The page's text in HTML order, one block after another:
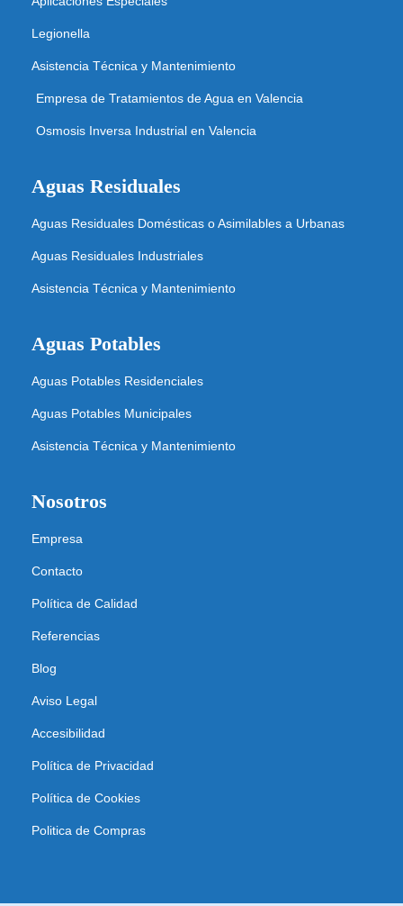
Legionella
Asistencia Técnica y Mantenimiento
Empresa de Tratamientos de Agua en Valencia
Osmosis Inversa Industrial en Valencia
Aguas Residuales
Aguas Residuales Domésticas o Asimilables a Urbanas
Aguas Residuales Industriales
Asistencia Técnica y Mantenimiento
Aguas Potables
Aguas Potables Residenciales
Aguas Potables Municipales
Asistencia Técnica y Mantenimiento
Nosotros
Empresa
Contacto
Política de Calidad
Referencias
Blog
Aviso Legal
Accesibilidad
Política de Privacidad
Política de Cookies
Politica de Compras